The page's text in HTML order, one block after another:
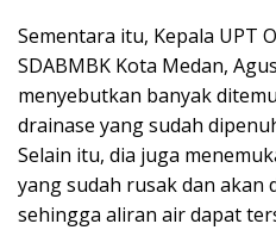
Sementara itu, Kepala UPT
SDABMBK Kota Medan,
menyebutkan banyak
drainase yang sudah
Selain itu, dia juga
yang sudah rusak dan akan
sehingga aliran air dapat